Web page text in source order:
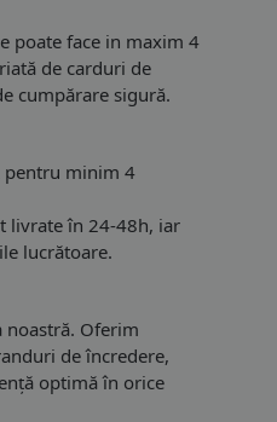
poate face in maxim 4
de carduri de
cumpărare sigură.
pentru minim 4
livrate în 24-48h, iar
lucrătoare.
noastră. Oferim
de încredere,
optimă în orice